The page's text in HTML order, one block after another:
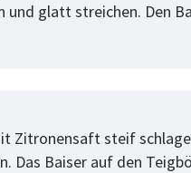
und glatt streichen. Den
Zitronensaft steif
Das Baiser auf den